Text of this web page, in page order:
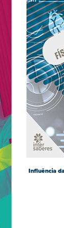
Influência